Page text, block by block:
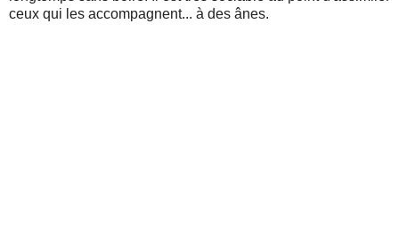
ceux qui les accompagnent... à des ânes.